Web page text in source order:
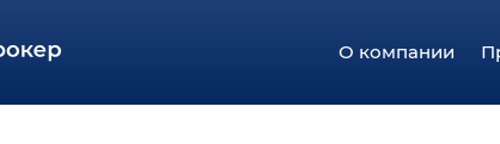
О компании